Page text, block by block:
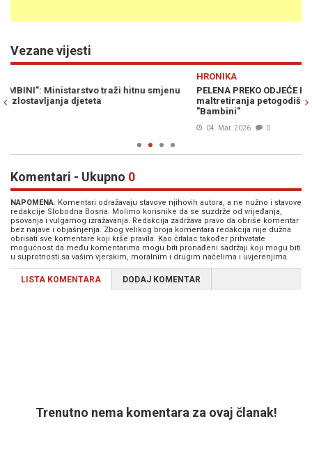
Vezane vijesti
PELENA PREKO ODJEĆE KAO ODGOJNA METODA: Slučaj
maltretiranja petogodišnjaka otkrio brojne nepravilnosti u vrtiću
Komentari - Ukupno 0
NAPOMENA: Komentari odražavaju stavove njihovih autora, a ne nužno i stavove
redakcije Slobodna Bosna. Molimo korisnike da se suzdrže od vrijeđanja,
psovanja i vulgarnog izražavanja. Redakcija zadržava pravo da obriše komentar
bez najave i objašnjenja. Zbog velikog broja komentara redakcija nije dužna
obrisati sve komentare koji krše pravila. Kao čitalac također prihvatate
mogućnost da među komentarima mogu biti pronađeni sadržaji koji mogu biti
u suprotnosti sa vašim vjerskim, moralnim i drugim načelima i uvjerenjima.
LISTA KOMENTARA DODAJ KOMENTAR
Trenutno nema komentara za ovaj članak!